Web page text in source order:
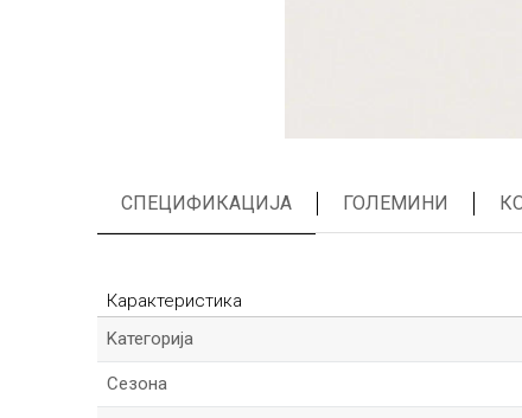
СПЕЦИФИКАЦИЈА ГОЛЕМИНИ
Карактеристика
Kатегорија
Сезона